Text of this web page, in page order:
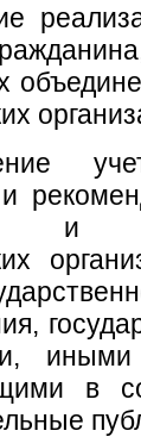
и
в